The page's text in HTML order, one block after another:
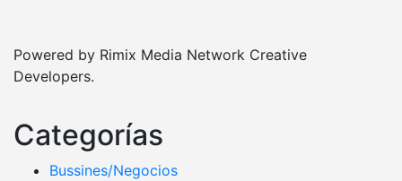
Powered by Rimix Media Network Creative
Developers.
Categorías
Bussines/Negocios